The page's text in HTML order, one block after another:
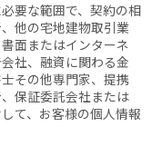
要な範囲で、契約の相
他の宅地建物取引業
面またはインターネ
社、融資に関わる金
その他専門家、提携
保証委託会社または
て、お客様の個人情報